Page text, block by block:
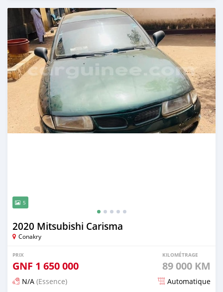
Publié il y a 12 mois
5
2020 Mitsubishi Carisma
Conakry
PRIX
GNF 1 650 000
KILOMÉTRAGE
89 000 KM
N/A (Essence) Automatique